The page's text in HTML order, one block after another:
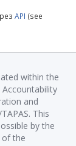
API (see
within the
Accountability
and
This
by the
of the